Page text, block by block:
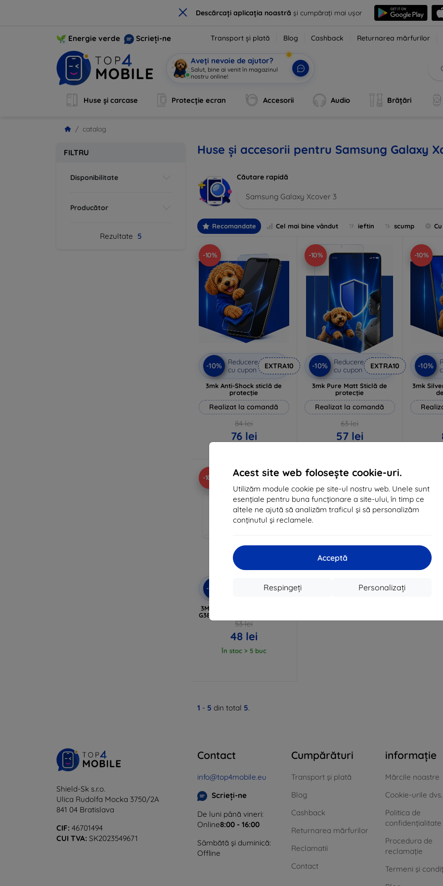
× Descărcați aplicația noastră și cumpărați mai ușor
Acest site web folosește cookie-uri.
Utilizăm module cookie pe site-ul nostru web. Unele sunt
esențiale pentru buna funcționare a site-ului, în timp ce
altele ne ajută să analizăm traficul și să personalizăm
conținutul și reclamele.
Acceptă
Personalizați
Respingeți
Energie verde Scrieți-ne Transport și plată Blog Cashback Returnarea mărfurilor
Aveți nevoie de ajutor?
Salut, bine ai venit în magazinul
nostru online!
Huse și carcase Protecție ecran Accesorii Audio Brățări
catalog
FILTRU
Disponibilitate
Producător
Rezultate 5
Huse și accesorii pentru Samsung Galaxy
Căutare rapidă
Samsung Galaxy Xcover 3
Recomandate Cel mai bine vândut ieftin scump
-10%
-10%
Reducere
cu cupon
EXTRA10
3mk Anti-Shock sticlă de
protecție
Realizat la comandă
84 lei
76 lei
-10%
-10%
Reducere
cu cupon
EXTRA10
3mk Pure Matt Sticlă de
protecție
Realizat la comandă
63 lei
57 lei
-10%
-10%
3mk
-10%
-10% EXTRA10
3MK FlexibleGlass Samsung
G388F Xcover 3 sticlă hibridă
53 lei
48 lei
În stoc > 5 buc
1 - 5 din total 5.
Shield-Sk s.r.o.
Ulica Rudolfa Mocka 3750/2A
841 04 Bratislava
CIF: 46701494
CUI TVA: SK2023549671
Contact
info@top4mobile.eu
Scrieți-ne
De luni până vineri:
Online8:00 - 16:00
Sâmbătă și duminică:
Offline
Cumpărături
Transport și plată
Blog
Cashback
Returnarea mărfurilor
Reclamatii
Contact
informație
Mărcile noastre
Cookie-urile dvs.
Politica de
confidențialitate
Procedura de
reclamație
Termeni și